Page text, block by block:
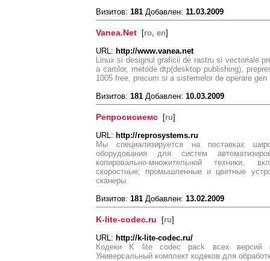
Визитов: 181 Добавлен: 11.03.2009
Vanea.Net [ro, en]
URL: http://www.vanea.net
Linux si designul graficii de rastru si vectoriale
a cartilor, metode dtp(desktop publishing),
1005 free, precum si a sistemelor de operare
Визитов: 181 Добавлен: 10.03.2009
Репросисиемс [ru]
URL: http://reprosystems.ru
Мы специализируется на поставках
оборудования для систем
копировально-множительной техники,
скоростные; промышленные и цветные
сканеры.
Визитов: 181 Добавлен: 13.02.2009
K-lite-codec.ru [ru]
URL: http://k-lite-codec.ru/
Кодеки K lite codec pack всех версий
Универсальный комплект кодеков для